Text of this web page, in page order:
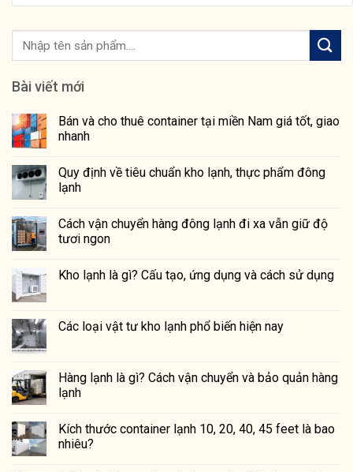
Bài viết mới
Bán và cho thuê container tại miền Nam giá tốt, giao
nhanh
Quy định về tiêu chuẩn kho lạnh, thực phẩm đông
lạnh
Cách vận chuyển hàng đông lạnh đi xa vẫn giữ độ
tươi ngon
Kho lạnh là gì? Cấu tạo, ứng dụng và cách sử dụng
Các loại vật tư kho lạnh phổ biến hiện nay
Hàng lạnh là gì? Cách vận chuyển và bảo quản hàng
lạnh
Kích thước container lạnh 10, 20, 40, 45 feet là bao
nhiêu?